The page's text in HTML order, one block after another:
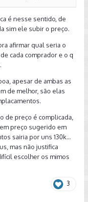
é nesse sentido, de
sim ele subir o preço.
afirmar qual seria o
cada comprador e o q
apesar de ambas as
de melhor, são elas
de preço é complicada,
preço sugerido em
sairia por uns 130k...
mas não justifica
escolher os mimos
3